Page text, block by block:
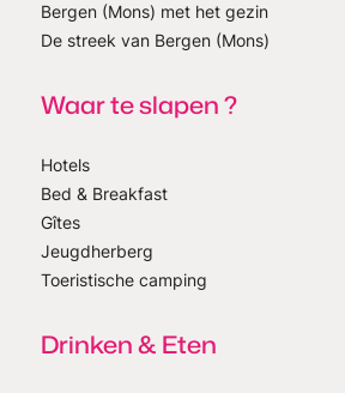
Bergen (Mons) met het gezin
De streek van Bergen (Mons)
Waar te slapen ?
Hotels
Bed & Breakfast
Gîtes
Jeugdherberg
Toeristische camping
Drinken & Eten